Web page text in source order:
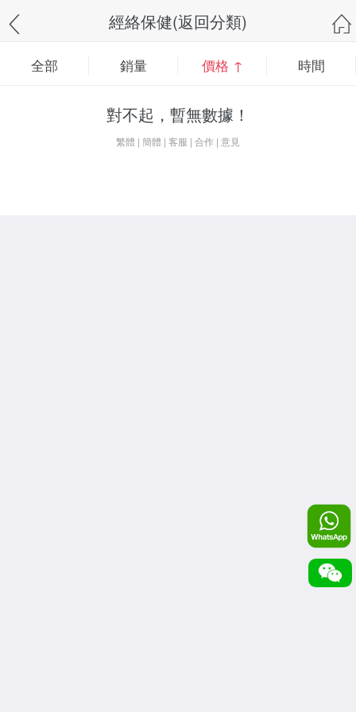
經絡保健(返回分類)
全部 銷量 價格 ↑ 時間
對不起，暫無數據！
繁體 | 簡體 | 客服 | 合作 | 意見